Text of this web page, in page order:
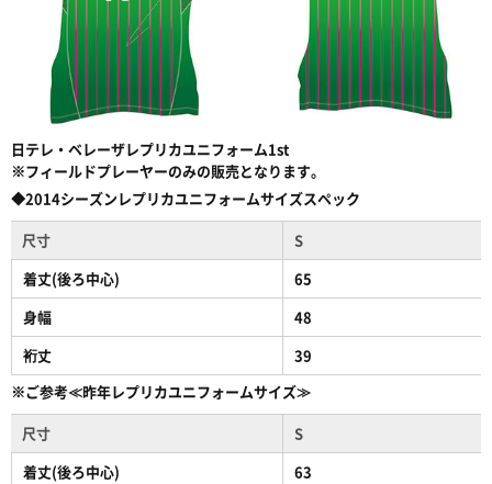
日テレ・ベレーザレプリカユニフォーム1st
※フィールドプレーヤーのみの販売となります。
◆2014シーズンレプリカユニフォームサイズスペック
尺寸
S
着丈(後ろ中心)
65
身幅
48
裄丈
39
※ご参考≪昨年レプリカユニフォームサイズ≫
尺寸
S
着丈(後ろ中心)
63